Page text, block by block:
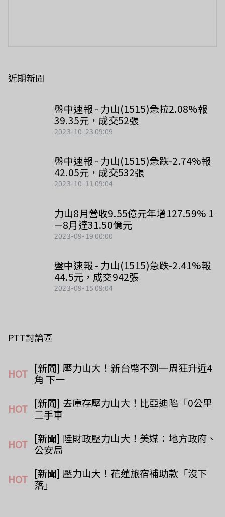
近期新聞
盤中速報 - 力山(1515)急拉2.08%報
39.35元，成交52張
2023-10-23 09:09
盤中速報 - 力山(1515)急跌-2.74%報
42.05元，成交532張
2023-10-11 09:04
力山8月營收9.55億元年增127.59% 1
—8月達31.50億元
2023-09-19 00:00
盤中速報 - 力山(1515)急跌-2.41%報
44.5元，成交942張
2023-09-15 09:04
PTT討論區
HOT [新聞] 壓力山大！新台幣不到一周狂升近4
角 下一
HOT [新聞] 去庫存壓力山大！比亞迪陷「0公里
二手車
HOT [新聞] 陸財政壓力山大！美媒：地方政府、
公安局
HOT [新聞] 壓力山大！花蓮旅宿補助款「沒下